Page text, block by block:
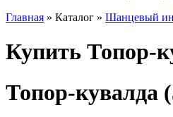
Главная » Каталог » Шанцевый
Купить Топор-
Топор-кувалда